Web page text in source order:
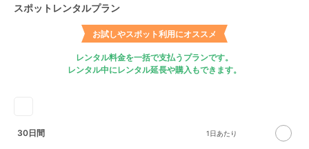
スポットレンタルプラン
お試しやスポット利用にオススメ
レンタル料金を一括で支払うプランです。
レンタル中にレンタル延長や購入もできます。
30日間